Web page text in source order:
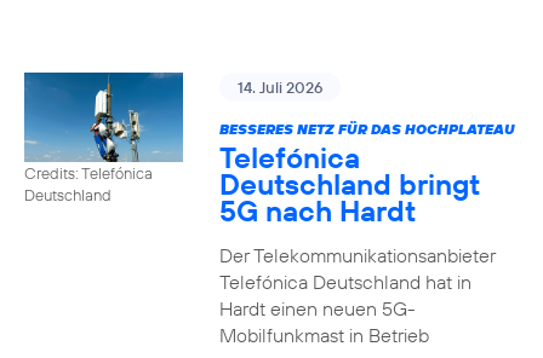
Credits: Telefónica
Deutschland
14. Juli 2026
BESSERES NETZ FÜR DAS HOCHPLATEAU
Telefónica
Deutschland bringt
5G nach Hardt
Der Telekommunikationsanbieter
Telefónica Deutschland hat in
Hardt einen neuen 5G-
Mobilfunkmast in Betrieb